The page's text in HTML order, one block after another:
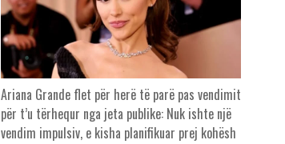
Ariana Grande flet për herë të parë pas vendimit
për t’u tërhequr nga jeta publike: Nuk ishte një
vendim impulsiv, e kisha planifikuar prej kohësh